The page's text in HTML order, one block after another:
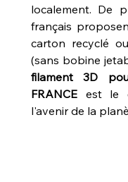
localement. De
français
carton recyclé
(sans bobine
filament 3D
FRANCE est le
l'avenir de la